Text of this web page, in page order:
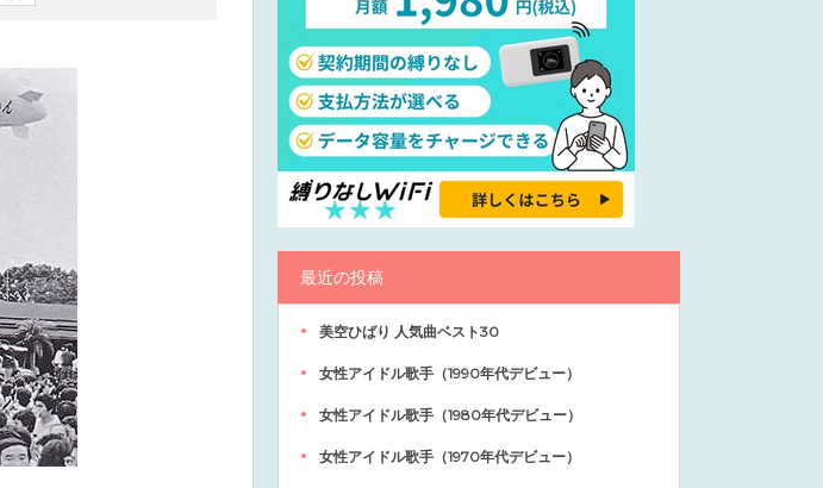
最近の投稿
美空ひばり 人気曲ベスト30
女性アイドル歌手（1990年代デビュー）
女性アイドル歌手（1980年代デビュー）
女性アイドル歌手（1970年代デビュー）